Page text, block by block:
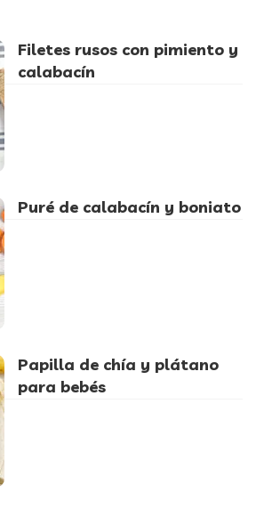
Filetes rusos con pimiento y
calabacín
Puré de calabacín y boniato
Papilla de chía y plátano
para bebés